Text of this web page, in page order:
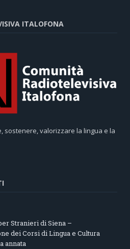
ITALOFONA
sostenere, valorizzare la lingua e la
Stranieri di Siena –
dei Corsi di Lingua e Cultura
annata